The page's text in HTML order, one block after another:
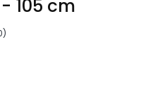
105 cm